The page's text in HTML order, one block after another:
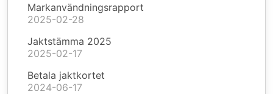
Markanvändningsrapport
2025-02-28
Jaktstämma 2025
2025-02-17
Betala jaktkortet
2024-06-17